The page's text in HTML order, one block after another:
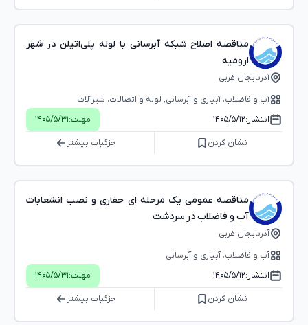
مناقصه اصلاح شبکه آبرسانی با لوله پلی‌اتیلن در شهر
ارومیه
آذربایجان غربی
آب و فاضلاب، آبیاری و آبرسانی, لوله و اتصالات، شیرآلات
انتشار:۱۴۰۵/۵/۱۲ مهلت:۱۴۰۵/۵/۳۱
نشان کردن جزئیات بیشتر
مناقصه عمومی یک مرحله ای حفاری و نصب انشعابات
آب و فاضلاب در سردشت
آذربایجان غربی
آب و فاضلاب، آبیاری و آبرسانی
انتشار:۱۴۰۵/۵/۱۲ مهلت:۱۴۰۵/۵/۳۱
نشان کردن جزئیات بیشتر